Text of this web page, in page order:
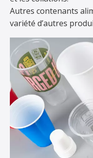
Autres contenants
variété d’autres